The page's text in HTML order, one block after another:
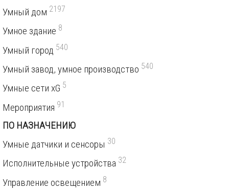
Умный дом 2197
Умное здание 8
Умный город 540
Умный завод, умное производство 540
Умные сети xG 5
Мероприятия 91
ПО НАЗНАЧЕНИЮ
Умные датчики и сенсоры 30
Исполнительные устройства 32
Управление освещением 8